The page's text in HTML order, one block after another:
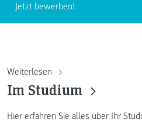
Jetzt bewerben!
Weiterlesen
Im Studium
Hier erfahren Sie alles über Ihr